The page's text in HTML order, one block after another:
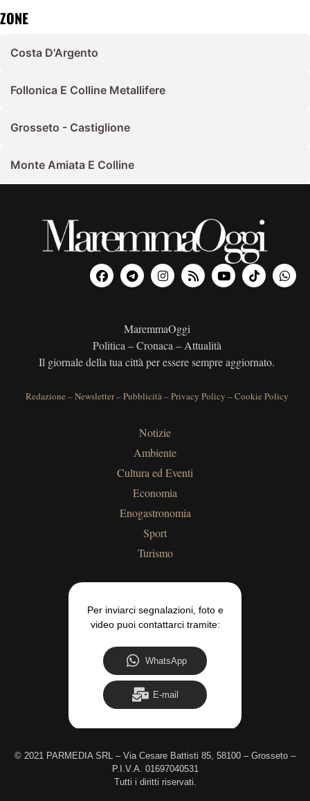
ZONE
Costa D'Argento
Follonica E Colline Metallifere
Grosseto - Castiglione
Monte Amiata E Colline
MaremmaOggi
Politica – Cronaca – Attualità
Il giornale della tua città per essere sempre aggiornato.
Redazione –Newsletter–Pubblicità–Privacy Policy –Cookie Policy
Notizie
Ambiente
Cultura ed Eventi
Economia
Enogastronomia
Sport
Turismo
Per inviarci segnalazioni, foto e
video puoi contattarci tramite:
WhatsApp
E-mail
© 2021 PARMEDIA SRL – Via Cesare Battisti 85, 58100 – Grosseto –
P.I.V.A. 01697040531
Tutti i diritti riservati.